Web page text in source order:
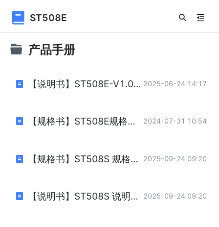
ST508E
产品手册
【说明书】ST508E-V1.0.0.pdf 2025-06-24 14:17
【规格书】ST508E规格书.pdf 2024-07-31 10:54
【规格书】ST508S 规格书 .pdf 2025-09-24 09:20
【说明书】ST508S 说明书.pdf 2025-09-24 09:20